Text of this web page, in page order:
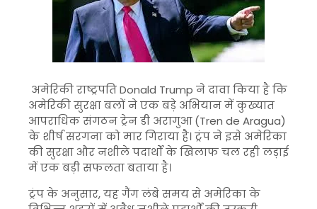
अमेरिकी राष्ट्रपति Donald Trump ने दावा किया है कि
अमेरिकी सुरक्षा बलों ने एक बड़े अभियान में कुख्यात
आपराधिक संगठन ट्रेन डी अरागुआ (Tren de Aragua)
के शीर्ष सरगना को मार गिराया है। ट्रंप ने इसे अमेरिका
की सुरक्षा और नशीले पदार्थों के खिलाफ चल रही लड़ाई
में एक बड़ी सफलता बताया है।
ट्रंप के अनुसार, यह गैंग लंबे समय से अमेरिका के